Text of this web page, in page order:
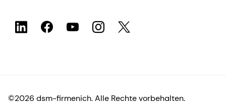
©2026 dsm-firmenich. Alle Rechte vorbehalten.